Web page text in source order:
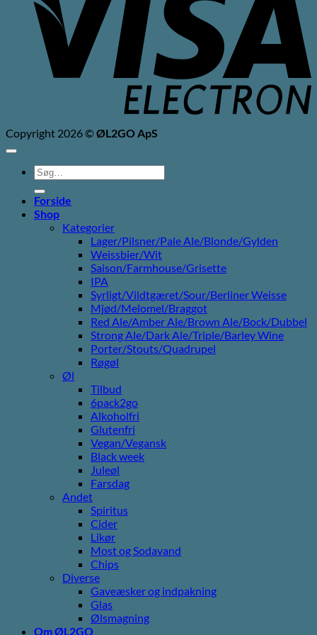
Copyright 2026 ©ØL2GO ApS
Søg
efter:
Forside
Shop
Kategorier
Lager/Pilsner/Pale Ale/Blonde/Gylden
Weissbier/Wit
Saison/Farmhouse/Grisette
IPA
Syrligt/Vildtgæret/Sour/Berliner Weisse
Mjød/Melomel/Braggot
Red Ale/Amber Ale/Brown Ale/Bock/Dubbel
Strong Ale/Dark Ale/Triple/Barley Wine
Porter/Stouts/Quadrupel
Røgøl
Øl
Tilbud
6pack2go
Alkoholfri
Glutenfri
Vegan/Vegansk
Black week
Juleøl
Farsdag
Andet
Spiritus
Cider
Likør
Most og Sodavand
Chips
Diverse
Gaveæsker og indpakning
Glas
Ølsmagning
Om ØL2GO